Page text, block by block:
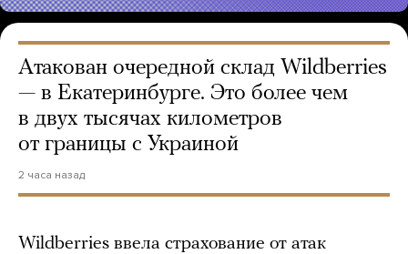
Атакован очередной склад Wildberries
— в Екатеринбурге. Это более чем
в двух тысячах километров
от границы с Украиной
2 часа назад
Wildberries ввела страхование от атак